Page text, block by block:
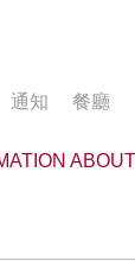
通知 餐廳